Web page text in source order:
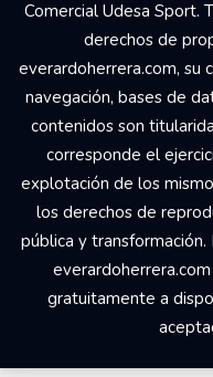
Comercial Udesa Sport.
derechos de
everardoherrera.com, su
navegación, bases de
contenidos son
corresponde el
explotación de los
los derechos de
pública y
gratuitamente a